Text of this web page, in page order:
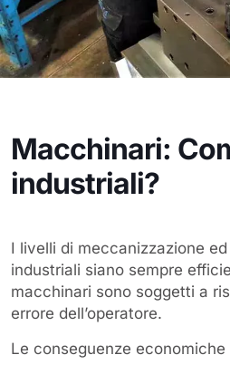
Macchinari:
industriali?
I livelli di meccanizzazione
industriali siano sempre
macchinari sono soggetti a
errore dell’operatore.
Le conseguenze